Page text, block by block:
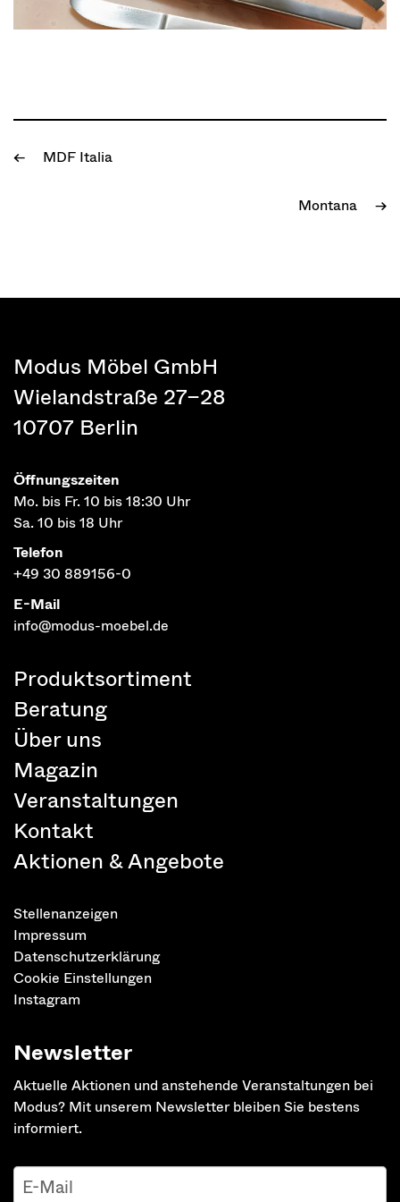
← MDF Italia
Montana →
Modus Möbel GmbH
Wielandstraße 27–28
10707 Berlin
Öffnungszeiten
Mo. bis Fr. 10 bis 18:30 Uhr
Sa. 10 bis 18 Uhr
Telefon
+49 30 889156-0
E-Mail
info@modus-moebel.de
Produktsortiment
Beratung
Über uns
Magazin
Veranstaltungen
Kontakt
Aktionen & Angebote
Stellenanzeigen
Impressum
Datenschutzerklärung
Cookie Einstellungen
Instagram
Newsletter
Aktuelle Aktionen und anstehende Veranstaltungen bei
Modus? Mit unserem Newsletter bleiben Sie bestens
informiert.